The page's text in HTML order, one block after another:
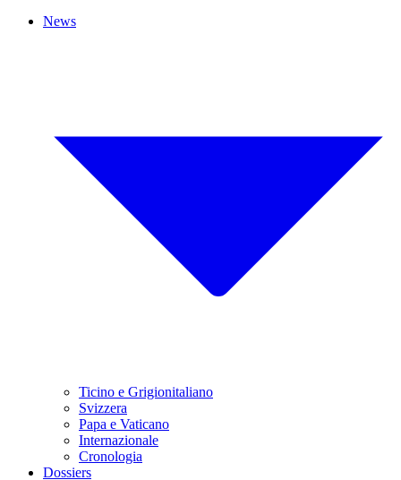
News
Ticino e Grigionitaliano
Svizzera
Papa e Vaticano
Internazionale
Cronologia
Dossiers